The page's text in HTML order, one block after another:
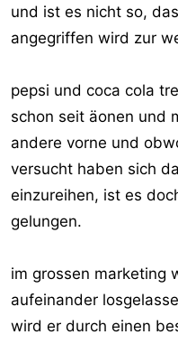
und ist es nicht so,
angegriffen wird zur
pepsi und coca cola
schon seit äonen und
andere vorne und
versucht haben sich
einzureihen, ist es
gelungen.
im grossen marketing
aufeinander
wird er durch einen